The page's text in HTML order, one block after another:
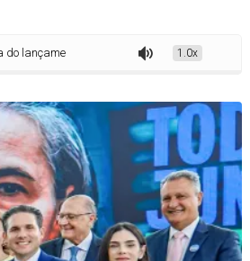
do Pacto Nacional Brasil contra o Feminicídio
1.0x